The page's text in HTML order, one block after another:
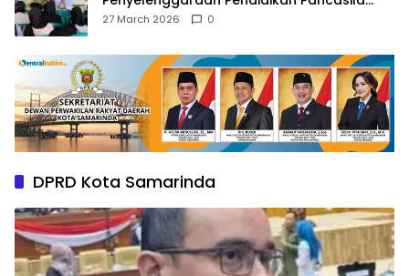
dan Wawasan Kebangsaan
27 March 2026 0
DPRD Kota Samarinda